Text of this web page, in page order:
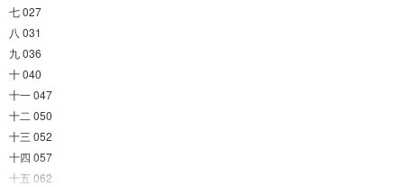
七 027
八 031
九 036
十 040
十一 047
十二 050
十三 052
十四 057
十五 062